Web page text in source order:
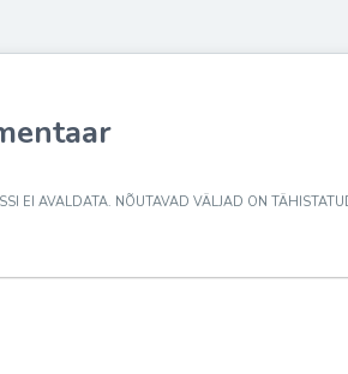
EI AVALDATA. NÕUTAVAD VÄLJAD ON